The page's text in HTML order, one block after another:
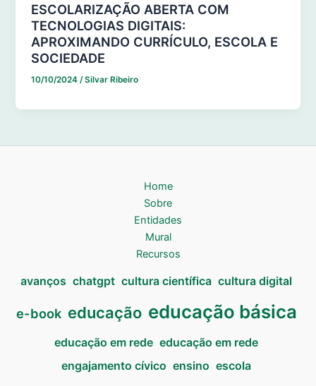
ESCOLARIZAÇÃO ABERTA COM
TECNOLOGIAS DIGITAIS:
APROXIMANDO CURRÍCULO, ESCOLA E
SOCIEDADE
10/10/2024 /Silvar Ribeiro
Home
Sobre
Entidades
Mural
Recursos
avanços chatgpt cultura científica cultura digital
e-book educação educação básica
educação em rede educação em rede
engajamento cívico ensino escola